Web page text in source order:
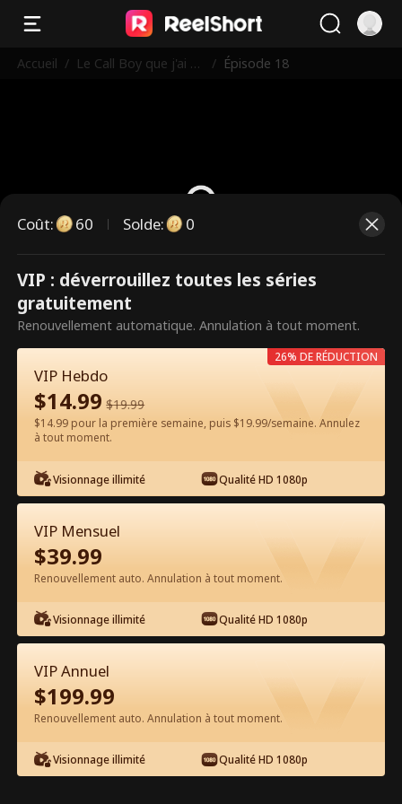
Accueil / Le Call Boy que j'ai re
/ Épisode 18
Ce sont des épisodes payants.
Débloquez pour regarder.
Regarder gratuitement sur l'App
Épisode 18 - Le Call Boy que j'ai
rencontré à Paris Film complet
0-49 50-78 Tous les épisodes
Coût: 60 Solde: 0
VIP : déverrouillez toutes les séries
gratuitement
Renouvellement automatique. Annulation à tout moment.
VIP Hebdo
$14.99 $19.99
$14.99 pour la première semaine, puis $19.99/semaine. Annulez
à tout moment.
Visionnage illimité Qualité HD 1080p
26% DE RÉDUCTION
VIP Mensuel
$39.99
Renouvellement auto. Annulation à tout moment.
Visionnage illimité Qualité HD 1080p
VIP Annuel
$199.99
Renouvellement auto. Annulation à tout moment.
Visionnage illimité Qualité HD 1080p